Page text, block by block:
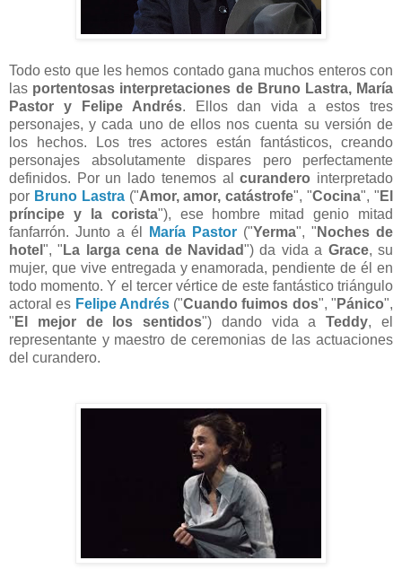
Todo esto que les hemos contado gana muchos enteros con
las portentosas interpretaciones de Bruno Lastra, María
Pastor y Felipe Andrés. Ellos dan vida a estos tres
personajes, y cada uno de ellos nos cuenta su versión de
los hechos. Los tres actores están fantásticos, creando
personajes absolutamente dispares pero perfectamente
definidos. Por un lado tenemos alcurandero interpretado
por Bruno Lastra ("Amor, amor, catástrofe", "Cocina", " El
príncipe y la corista"), ese hombre mitad genio mitad
fanfarrón. Junto a él
María Pastor ("Yerma", " Noches de
hotel ", " La larga cena de Navidad") da vida a Grace, su
mujer, que vive entregada y enamorada, pendiente de él en
todo momento. Y el tercer vértice de este fantástico triángulo
actoral es Felipe Andrés("Cuando fuimos dos", " Pánico",
" El mejor de los sentidos") dando vida aTeddy, el
representante y maestro de ceremonias de las actuaciones
del curandero.